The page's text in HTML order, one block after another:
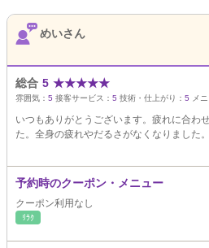
めいさん
総合 5 ★★★★★
雰囲気： 5 接客サービス： 5 技術・仕上がり： 5 メ
いつもありがとうございます。疲れに合わ
た。全身の疲れやだるさがなくなりました
予約時のクーポン・メニュー
クーポン利用なし
ﾘﾗｸ